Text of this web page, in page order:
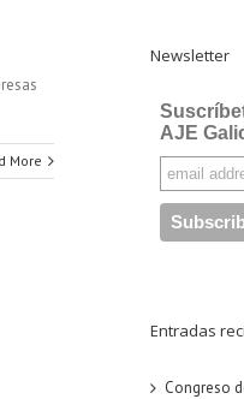
More
Newsletter
AJE
Entradas
Congreso